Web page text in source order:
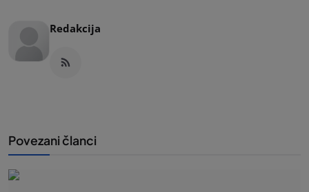
Redakcija
Povezani članci